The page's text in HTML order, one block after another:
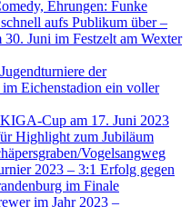
Ehrungen: Funke
aufs Publikum über –
Juni im Festzelt am Wexter
der
Eichenstadion ein voller
Cup am 17. Juni 2023
Highlight zum Jubiläum
Vogelsangweg
2023 – 3:1 Erfolg gegen
im Finale
im Jahr 2023 –